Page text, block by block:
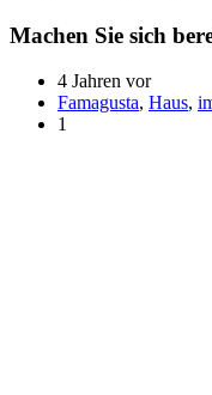
Machen Sie sich
4 Jahren vor
Famagusta, Haus,
1